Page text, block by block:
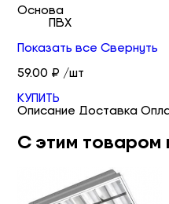
Основа
ПВХ
Показать все Свернуть
59.00 ₽ /шт
КУПИТЬ
Описание Доставка
С этим товаром